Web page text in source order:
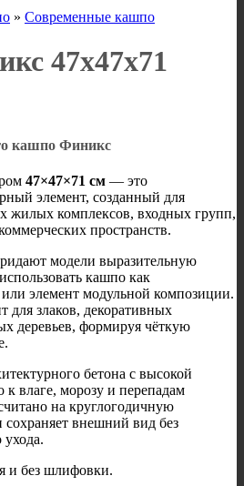
» Современные кашпо
47х47х71
кашпо Финикс
47×47×71 см — это
элемент, созданный для
жилых комплексов, входных групп,
пространств.
модели выразительную
кашпо как
элемент модульной композиции.
для злаков, декоративных
деревьев, формируя чёткую
бетона с высокой
к влаге, морозу и перепадам
на круглогодичную
внешний вид без
и без шлифовки.